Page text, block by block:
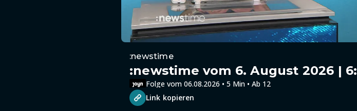
:newstime
:newstime vom 6. August 2026 |
Folge vom 06.08.2026 • 5 Min • Ab 12
Link kopieren